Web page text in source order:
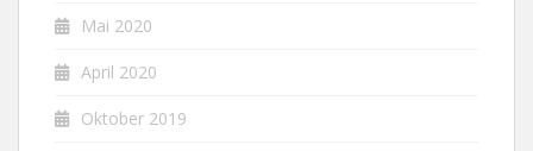
Mai 2020
April 2020
Oktober 2019